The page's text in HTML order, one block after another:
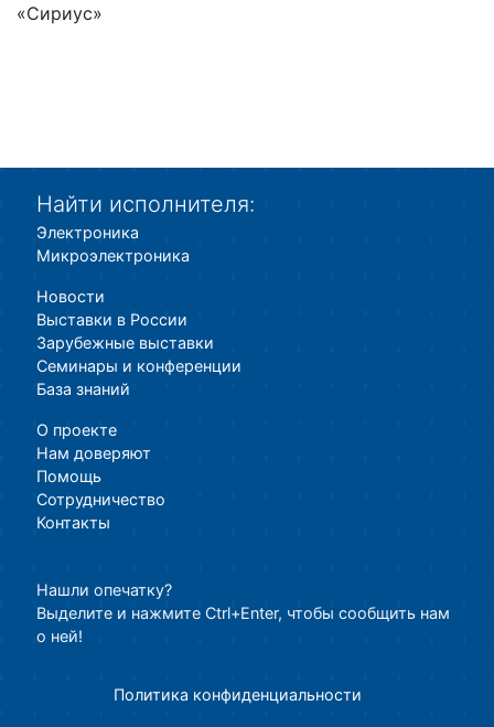
«Сириус»
Найти исполнителя:
Электроника
Микроэлектроника
Новости
Выставки в России
Зарубежные выставки
Семинары и конференции
База знаний
О проекте
Нам доверяют
Помощь
Сотрудничество
Контакты
Нашли опечатку?
Выделите и нажмите Ctrl+Enter, чтобы сообщить нам
о ней!
Политика конфиденциальности